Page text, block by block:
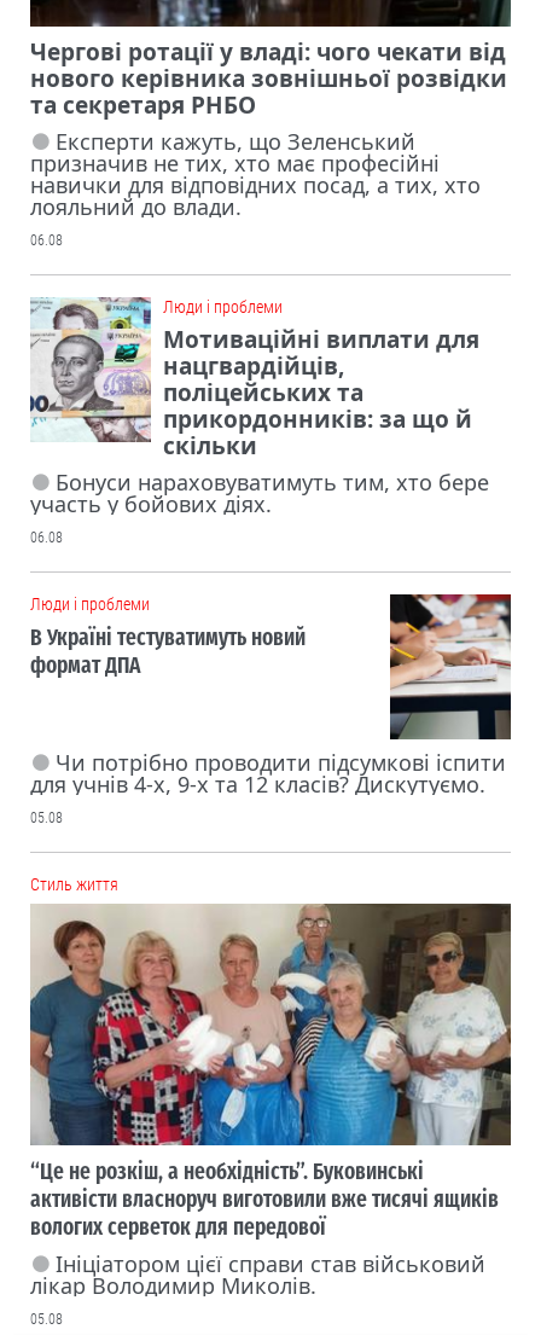
Чергові ротації у владі: чого чекати від
нового керівника зовнішньої розвідки
та секретаря РНБО
Експерти кажуть, що Зеленський
призначив не тих, хто має професійні
навички для відповідних посад, а тих, хто
лояльний до влади.
06.08
Люди і проблеми
Мотиваційні виплати для
нацгвардійців,
поліцейських та
прикордонників: за що й
скільки
Бонуси нараховуватимуть тим, хто бере
участь у бойових діях.
06.08
Люди і проблеми
В Україні тестуватимуть новий
формат ДПА
Чи потрібно проводити підсумкові іспити
для учнів 4-х, 9-х та 12 класів? Дискутуємо.
05.08
Cтиль життя
“Це не розкіш, а необхідність”. Буковинські
активісти власноруч виготовили вже тисячі ящиків
вологих серветок для передової
Ініціатором цієї справи став військовий
лікар Володимир Миколів.
05.08